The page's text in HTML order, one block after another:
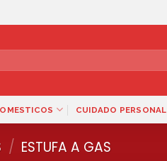
CUIDADO PERSONAL
/ ESTUFA A GAS